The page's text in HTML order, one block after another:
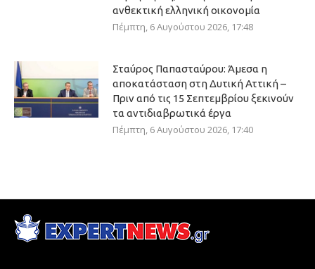
ανθεκτική ελληνική οικονομία
Πέμπτη, 6 Αυγούστου 2026, 17:48
Σταύρος Παπασταύρου: Άμεσα η
αποκατάσταση στη Δυτική Αττική –
Πριν από τις 15 Σεπτεμβρίου ξεκινούν
τα αντιδιαβρωτικά έργα
Πέμπτη, 6 Αυγούστου 2026, 17:40